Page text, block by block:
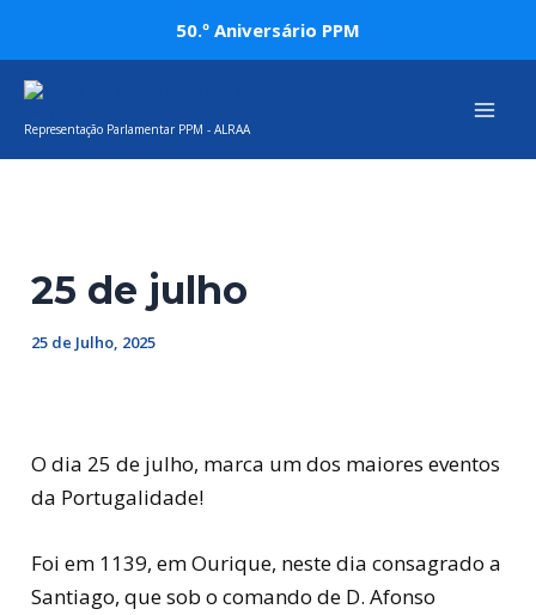
content
50.º Aniversário PPM
Representação Parlamentar PPM - ALRAA
25 de julho
25 de Julho, 2025
O dia 25 de julho, marca um dos maiores eventos
da Portugalidade!
Foi em 1139, em Ourique, neste dia consagrado a
Santiago, que sob o comando de D. Afonso